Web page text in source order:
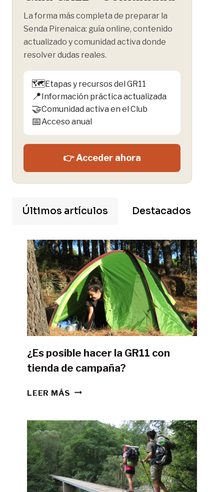
La forma más completa de preparar la
Senda Pirenaica: guía online, contenido
actualizado y comunidad activa donde
resolver dudas reales.
🗺️Etapas y recursos del GR11
📍Información práctica actualizada
🤝Comunidad activa en el Club
📅Acceso anual
👉 Acceder ahora
Últimos artículos Destacados
¿Es posible hacer la GR11 con
tienda de campaña?
LEER MÁS ¿ES
LA
GR11
CON
TIENDA
DE
CAMPAÑA?